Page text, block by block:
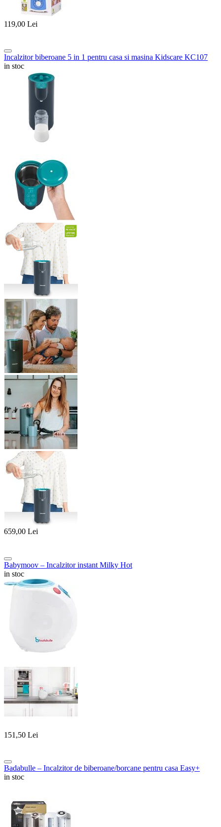
119,00 Lei
Incalzitor biberoane 5 in 1 pentru casa si masina Kidscare KC107
in stoc
659,00 Lei
Babymoov – Incalzitor instant Milky Hot
in stoc
151,50 Lei
Badabulle – Incalzitor de biberoane/borcane pentru casa Easy+
in stoc